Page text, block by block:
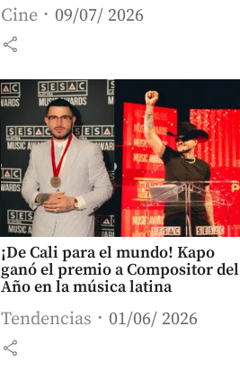
Cine 09/07/ 2026
share
¡De Cali para el mundo! Kapo
ganó el premio a Compositor del
Año en la música latina
Tendencias 01/06/ 2026
share